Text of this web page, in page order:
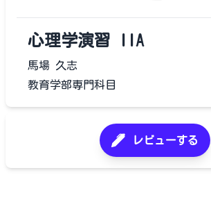
心理学演習 IIA
馬場 久志
教育学部専門科目
レビューする